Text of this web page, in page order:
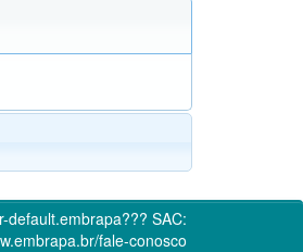
default.embrapa??? SAC:
fale-conosco